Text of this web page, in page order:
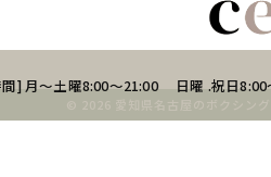
] 月～土曜8:00～21:00 日曜 .祝日8:00